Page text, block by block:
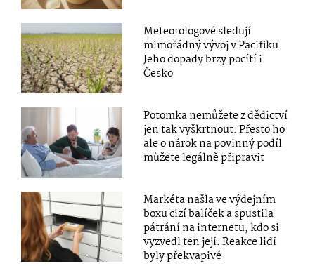
Meteorologové sledují
mimořádný vývoj v Pacifiku.
Jeho dopady brzy pocítí i
Česko
Potomka nemůžete z dědictví
jen tak vyškrtnout. Přesto ho
ale o nárok na povinný podíl
můžete legálně připravit
Markéta našla ve výdejním
boxu cizí balíček a spustila
pátrání na internetu, kdo si
vyzvedl ten její. Reakce lidí
byly překvapivé